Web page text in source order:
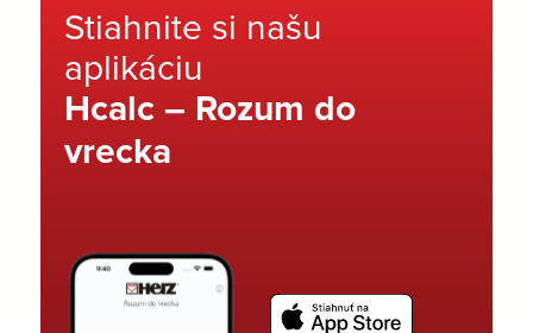
Stiahnite si našu
aplikáciu
Hcalc – Rozum do
vrecka